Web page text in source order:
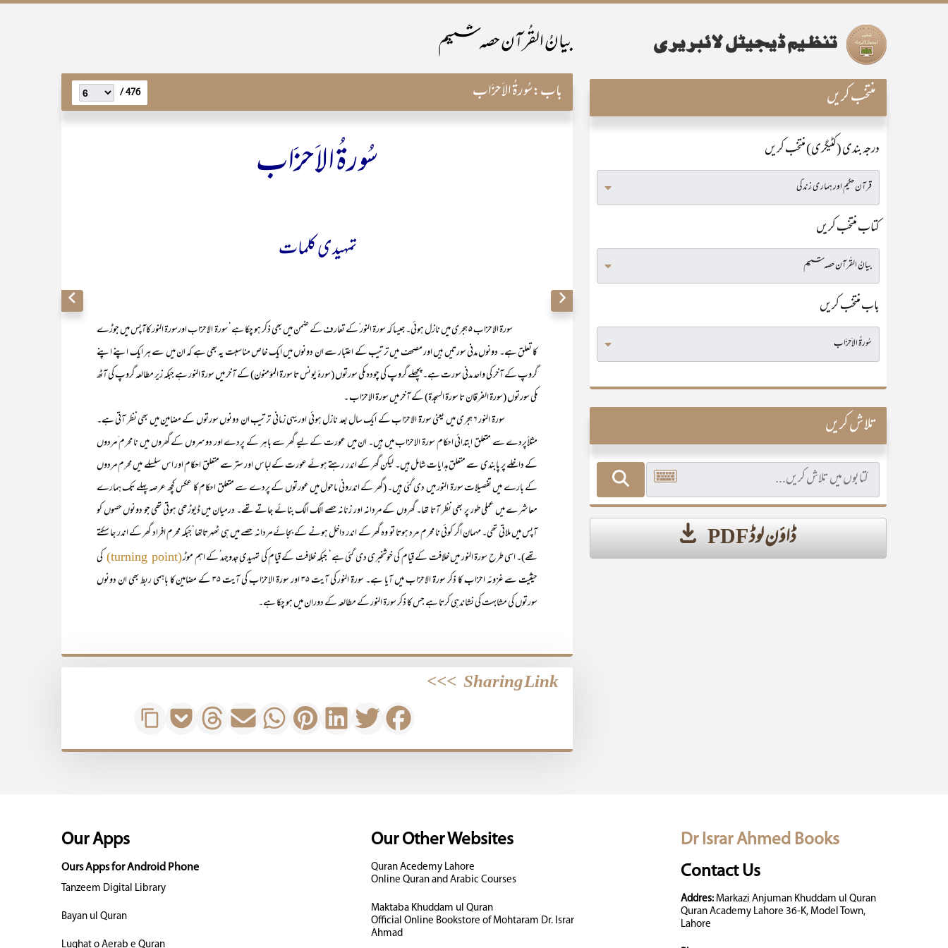
بیانُ القُرآن حصہ ششم
باب:سُورۃُ الاَحزَاب 476 /
سُورۃُ الاَحزَاب
تمہیدی کلمات
سورۃ الاحزاب ۵ ہجری میں نازل ہوئی۔ جیسا کہ سورۃ النور ّکے تعارف کے ضمن میں بھی ذکر ہو چکا ہے‘ سورۃ الاحزاب اورسورۃ النور کاآپس میں جوڑے
کا تعلق ہے۔ دونوں مدنی سورتیں ہیں اور مصحف میں ترتیب کے اعتبار سے ان دونوں میں ایک خاص مناسبت یہ بھی ہے کہ ان میں سے ہر ایک اپنے اپنے
گروپ کے آخر کی واحد مدنی سورت ہے۔ پچھلے گروپ کی چودہ مکی سورتوں (سورۂ یونس تا سورۃ المؤمنون) کے آخر میں سورۃ النور ہے جبکہ زیر مطالعہ گروپ کی آٹھ
مکی سورتوں (سورۃ الفرقان تا سورۃ السجدۃ) کے آخر میں سورۃ الاحزاب ۔
سورۃ النور ۶ ہجری میں یعنی سورۃ الاحزاب کے ایک سال بعد نازل ہوئی اور یہی زمانی ترتیب ان دونوں سورتوں کے مضامین میں بھی نظر آتی ہے۔
مثلاًپردے سے متعلق ابتدائی احکام سورۃ الاحزاب میں ہیں۔ ان میں عورت کے لیے گھر سے باہر کے پردے اور دوسروں کے گھروں میں نا محرم َمردوں
کے داخلے پر پابندی سے متعلق ہدایات شامل ہیں۔ لیکن گھر کے اندر رہتے ہوئے عورت کے لباس اور ستر سے متعلق احکام اور اس سلسلے میں محرم مردوں
کے بارے میں تفصیلات سورۃ النور میں دی گئی ہیں۔ (گھر کے اندرونی ماحول میں عورتوں کے پردے سے متعلق احکام کا عکس کچھ عرصہ پہلے تک ہمارے
معاشرے میں عملی طور پر بھی نظر آتا تھا۔ گھروں کے مردانہ اور زنانہ حصے الگ الگ بنائے جاتے تھے۔ درمیان میں ڈیوڑھی ہوتی تھی جو دونوں حصوں کو
آپس میں ملاتی تھی۔ مہمان اگر کوئی نا محرم مرد ہوتا تو وہ گھر کے اندر داخل ہونے کے بجائے مردانہ حصے میں ہی ٹھہرتاتھا‘جبکہ محرم افراد گھر کے اندر جا سکتے
تھے)۔ اسی طرح سورۃ النور میں خلافت کے قیام کی خوشخبری دی گئی ہے‘ جبکہ خلافت کے قیام کی تمہیدی ِجدوجہد ُکے اہم موڑ(turning point)
کی
حیثیت سے غزوئہ احزاب کا ذکر سورۃ الاحزاب میں آیا ہے۔ سورۃ النور کی آیت ۳۵ اور سورۃ الاحزاب کی آیت ۳۵ کے مضامین کا باہمی ربط بھی ان دونوں
سورتوں کی مشابہت کی نشاندہی کرتا ہے جس کا ذکر سورۃ النور کے مطالعہ کے دوران میں ہو چکا ہے۔
Sharing Link
>>>
منتخب کریں
درجہ بندی (کٹیگری) منتخب کریں
کتاب منتخب کریں
باب منتخب کریں
تلاش کریں
ڈاؤن لوڈ PDF
Dr Israr Ahmed Books
Contact Us
Addres:Markazi Anjuman Khuddam ul Quran
Quran Academy Lahore 36-K, Model Town,
Lahore
Our Other Websites
Quran Acedemy Lahore
Online Quran and Arabic Courses
Maktaba Khuddam ul Quran
Official Online Bookstore of Mohtaram Dr. Israr
Ahmad
Our Apps
Ours Apps for Android Phone
Tanzeem Digital Library
Bayan ul Quran
Lughat o Aerab e Quran